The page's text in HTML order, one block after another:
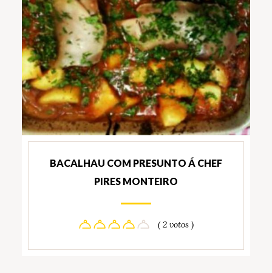
BACALHAU COM PRESUNTO Á CHEF
PIRES MONTEIRO
( 2 votos )